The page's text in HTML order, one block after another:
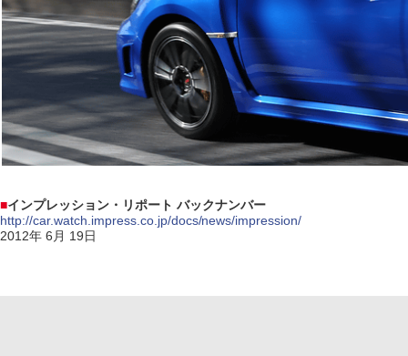
■インプレッション・リポート バックナンバー
http://car.watch.impress.co.jp/docs/news/impression/
2012年 6月 19日